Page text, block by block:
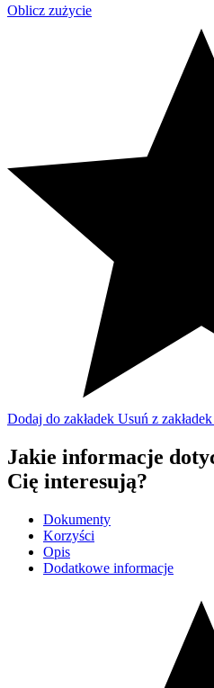
Oblicz zużycie
Dodaj do zakładek Usuń z zakładek
Jakie informacje
Cię interesują?
Dokumenty
Korzyści
Opis
Dodatkowe informacje